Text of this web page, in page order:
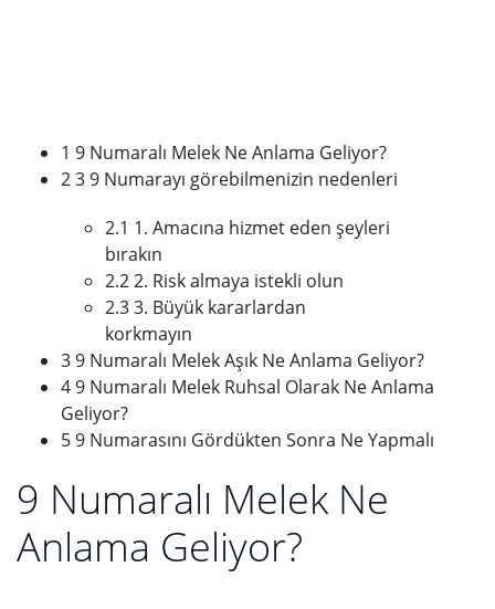
1 9 Numaralı Melek Ne Anlama Geliyor?
2 3 9 Numarayı görebilmenizin nedenleri
2.1 1. Amacına hizmet eden şeyleri
bırakın
2.2 2. Risk almaya istekli olun
2.3 3. Büyük kararlardan
korkmayın
3 9 Numaralı Melek Aşık Ne Anlama Geliyor?
4 9 Numaralı Melek Ruhsal Olarak Ne Anlama
Geliyor?
5 9 Numarasını Gördükten Sonra Ne Yapmalı
9 Numaralı Melek Ne
Anlama Geliyor?